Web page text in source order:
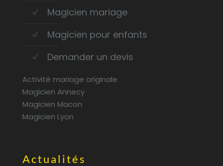
Magicien mariage
Magicien pour enfants
Demander un devis
Activité mariage originale
Magicien Annecy
Magicien Macon
Magicien Lyon
Actualités